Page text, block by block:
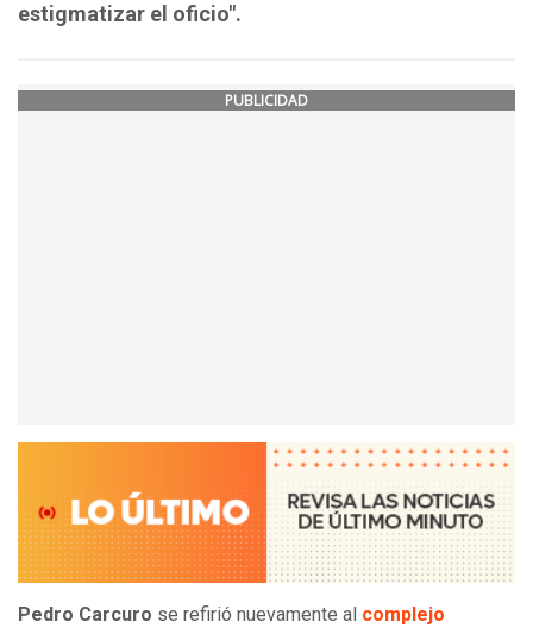
estigmatizar el oficio".
PUBLICIDAD
Pedro Carcuro se refirió nuevamente al complejo